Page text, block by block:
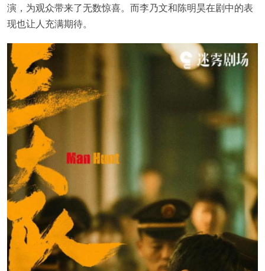
演，为观众带来了无数惊喜。而李乃文和陈明昊在剧中的表
现也让人充满期待。